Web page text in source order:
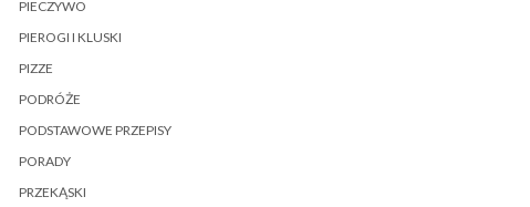
PIECZYWO
PIEROGI I KLUSKI
PIZZE
PODRÓŻE
PODSTAWOWE PRZEPISY
PORADY
PRZEKĄSKI